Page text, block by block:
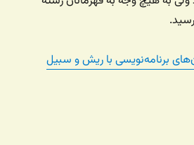
برنامه‌نویسی با ریش و سبیل